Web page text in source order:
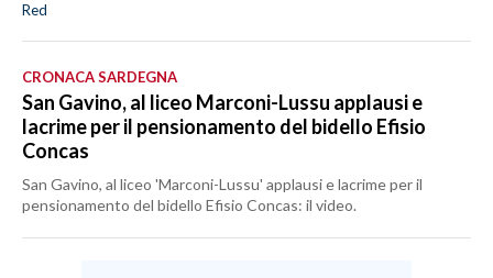
Red
CRONACA SARDEGNA
San Gavino, al liceo Marconi-Lussu applausi e
lacrime per il pensionamento del bidello Efisio
Concas
San Gavino, al liceo 'Marconi-Lussu' applausi e lacrime per il
pensionamento del bidello Efisio Concas: il video.